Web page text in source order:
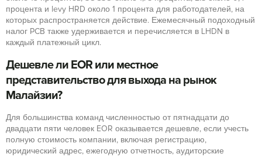
процента и levy HRD около 1 процента для работодателей, на
которых распространяется действие. Ежемесячный подоходный
налог PCB также удерживается и перечисляется в LHDN в
каждый платежный цикл.
Дешевле ли EOR или местное
представительство для выхода на рынок
Малайзии?
Для большинства команд численностью от пятнадцати до
двадцати пяти человек EOR оказывается дешевле, если учесть
полную стоимость компании, включая регистрацию,
юридический адрес, ежегодную отчетность, аудиторские